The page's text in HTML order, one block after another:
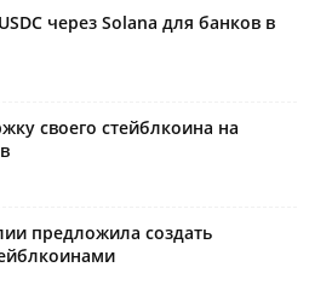
через Solana для банков в
своего стейблкоина на
предложила создать